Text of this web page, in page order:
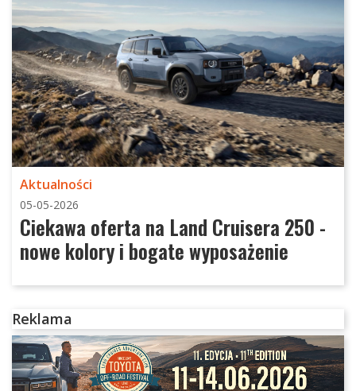
Aktualności
05-05-2026
Ciekawa oferta na Land Cruisera 250 -
nowe kolory i bogate wyposażenie
Reklama